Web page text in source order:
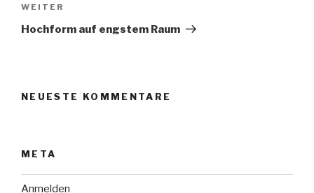
Nächster
Beitrag
WEITER
Hochform auf engstem Raum
NEUESTE KOMMENTARE
META
Anmelden